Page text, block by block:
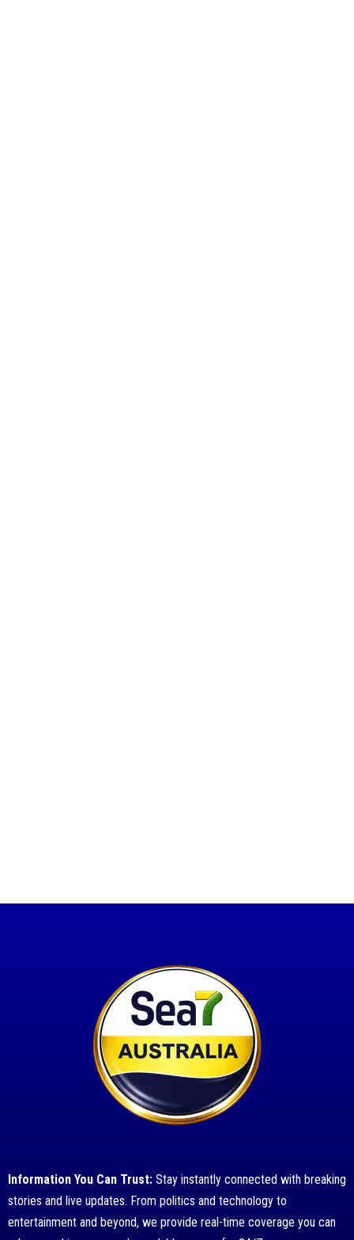
Information You Can Trust: Stay instantly connected with breaking
stories and live updates. From politics and technology to
entertainment and beyond, we provide real-time coverage you can